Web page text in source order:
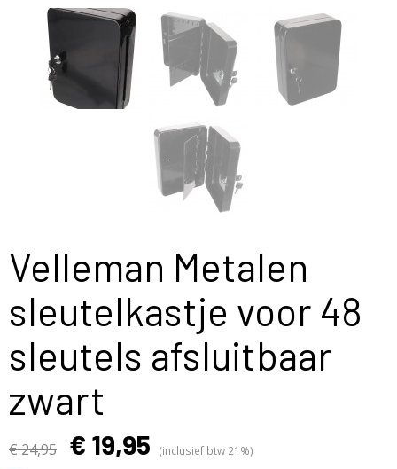
Velleman Metalen
sleutelkastje voor 48
sleutels afsluitbaar
zwart
€ 24,95 € 19,95 (inclusief btw 21%)